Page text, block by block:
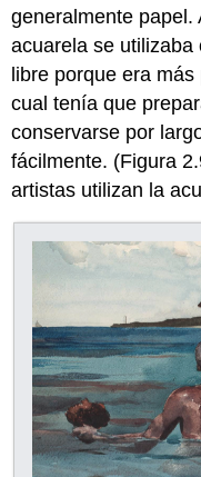
generalmente papel.
acuarela se
libre porque era
cual tenía que
conservarse por
fácilmente. (Figura
artistas utilizan la